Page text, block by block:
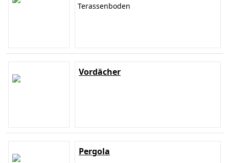
Terassenboden
Vordächer
Pergola